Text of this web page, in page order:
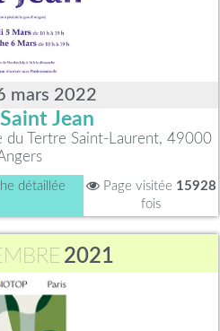
mars 2022
Jean
du Tertre Saint-Laurent, 49000
détaillée Page visitée 15928
fois
2021